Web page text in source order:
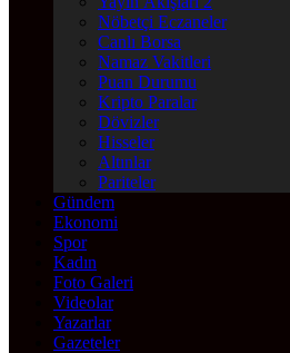
Nöbetçi Eczaneler
Canlı Borsa
Namaz Vakitleri
Puan Durumu
Kripto Paralar
Dövizler
Hisseler
Altınlar
Pariteler
Gündem
Ekonomi
Spor
Kadın
Foto Galeri
Videolar
Yazarlar
Gazeteler